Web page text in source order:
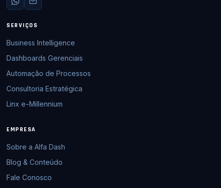
SERVIÇOS
Business Intelligence
Dashboards Gerenciais
Automação de Processos
Consultoria Estratégica
Linx e-Millennium
EMPRESA
Sobre a Alfa Dash
Blog & Conteúdo
Fale Conosco